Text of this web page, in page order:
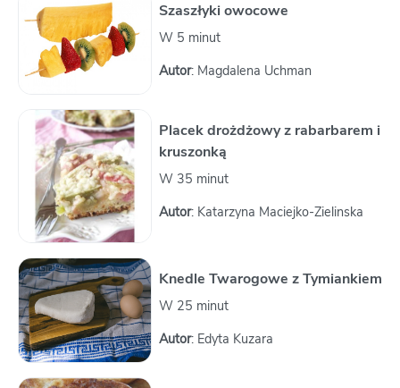
Szaszłyki owocowe
W 5 minut
Autor: Magdalena Uchman
Placek drożdżowy z rabarbarem i
kruszonką
W 35 minut
Autor: Katarzyna Maciejko-Zielinska
Knedle Twarogowe z Tymiankiem
W 25 minut
Autor: Edyta Kuzara